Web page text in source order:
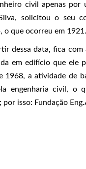
civil apenas
solicitou o seu
o que ocorreu em 1921.
dessa data, fica
em edifício que ele
a atividade de
engenharia civil,
isso: Fundação